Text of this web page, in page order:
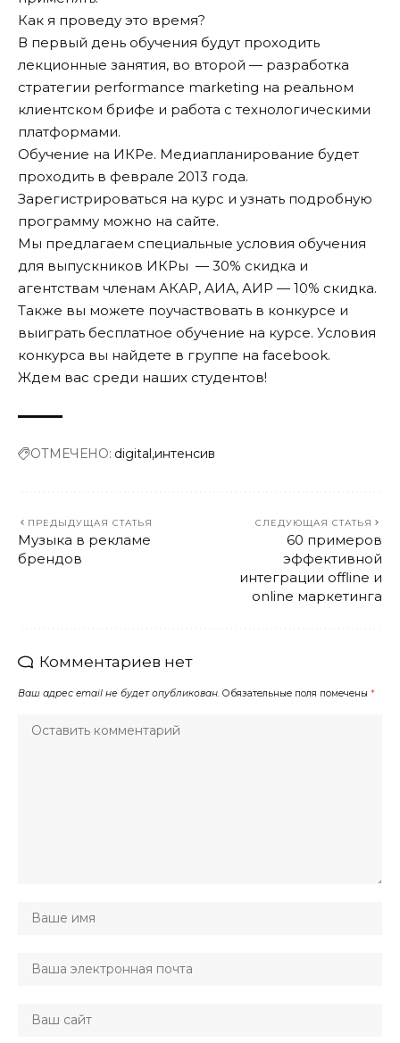
Как я проведу это время?
В первый день обучения будут проходить
лекционные занятия, во второй — разработка
стратегии performance marketing на реальном
клиентском брифе и работа с технологическими
платформами.
Обучение на ИКРе. Медиапланирование будет
проходить в феврале 2013 года.
Зарегистрироваться на курс и узнать подробную
программу можно на сайте.
Мы предлагаем специальные условия обучения
для выпускников ИКРы — 30% скидка и
агентствам членам АКАР, АИА, АИР — 10% скидка.
Также вы можете поучаствовать в конкурсе и
выиграть бесплатное обучение на курсе. Условия
конкурса вы найдете в группе на facebook.
Ждем вас среди наших студентов!
ОТМЕЧЕНО: digital интенсив
ПРЕДЫДУЩАЯ СТАТЬЯ
Музыка в рекламе
брендов
СЛЕДУЮЩАЯ СТАТЬЯ
60 примеров
эффективной
интеграции offline и
online маркетинга
Комментариев нет
Ваш адрес email не будет опубликован. Обязательные поля помечены *